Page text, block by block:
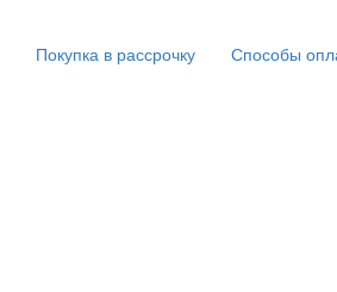
Покупка в рассрочку Способы